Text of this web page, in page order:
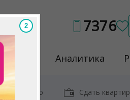
7376
Аналитика
у метро Сдать